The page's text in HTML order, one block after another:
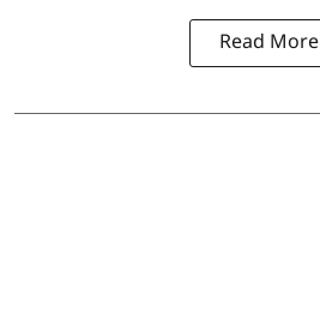
Read More